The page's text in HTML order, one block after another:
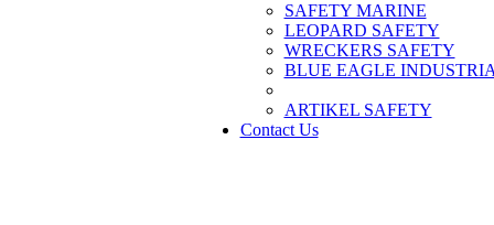
SAFETY MARINE
LEOPARD SAFETY
WRECKERS SAFETY
BLUE EAGLE
­ARTIKEL SAFETY
Contact Us